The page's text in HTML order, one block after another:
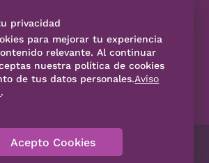
Consultas
SÍGUENOS
Código de Ética
privacidad
para mejorar tu experiencia
relevante. Al continuar
nuestra política de cookies
de tus datos personales.Aviso
.
Acepto Cookies